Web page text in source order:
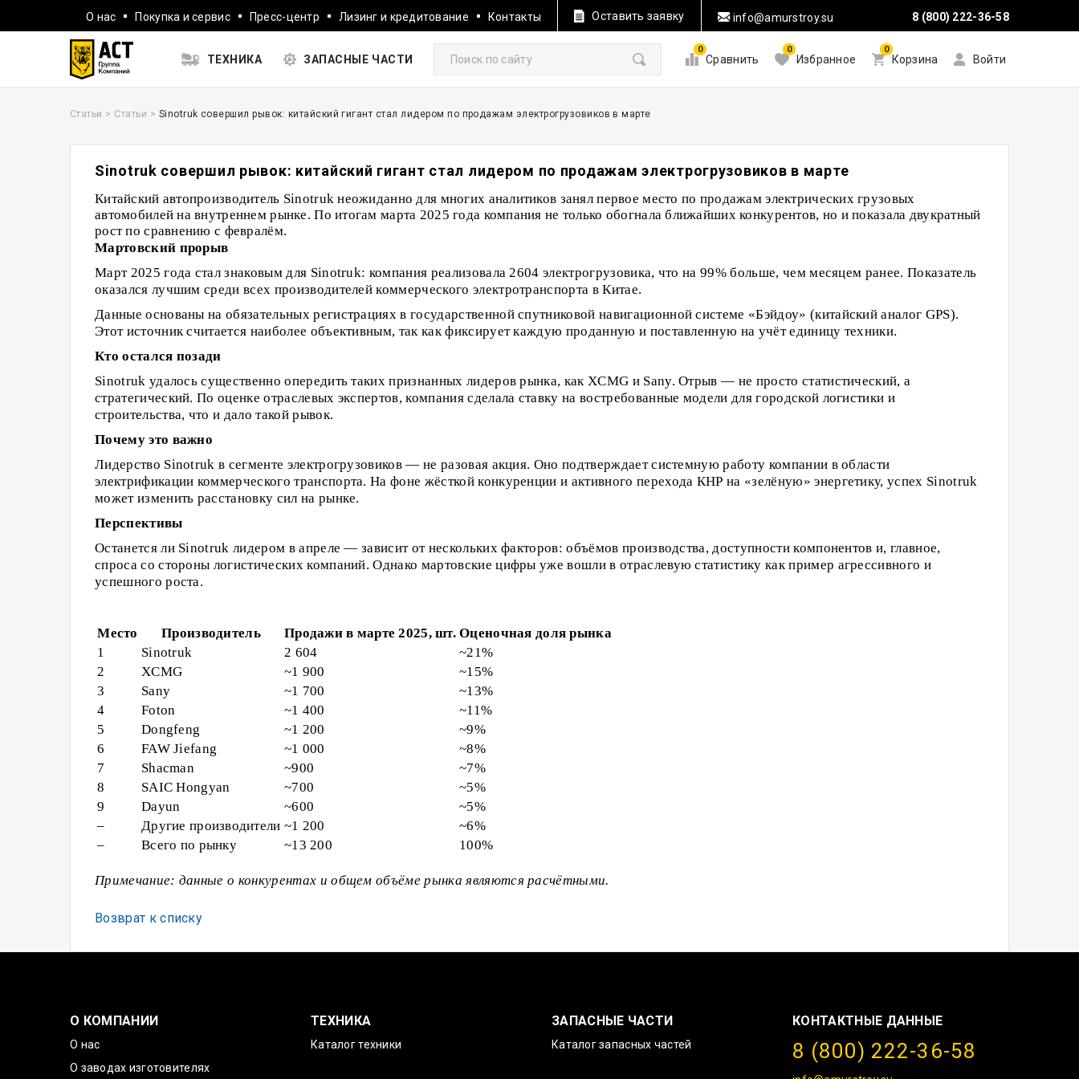
О нас Покупка и сервис Пресс-центр Лизинг и кредитование Контакты Оставить заявку info@amurstroy.su 8 (800) 222-36-58
ТЕХНИКА ЗАПАСНЫЕ ЧАСТИ
0
Сравнить
0
Избранное
0
Корзина Войти
Статьи > Статьи > Sinotruk совершил рывок: китайский гигант стал лидером по продажам электрогрузовиков в марте
Sinotruk совершил рывок: китайский гигант стал лидером по продажам электрогрузовиков в марте
Китайский автопроизводитель Sinotruk неожиданно для многих аналитиков занял первое место по продажам электрических грузовых
автомобилей на внутреннем рынке. По итогам марта 2025 года компания не только обогнала ближайших конкурентов, но и показала двукратный
рост по сравнению с февралём.
Мартовский прорыв
Март 2025 года стал знаковым для Sinotruk: компания реализовала 2604 электрогрузовика, что на 99% больше, чем месяцем ранее. Показатель
оказался лучшим среди всех производителей коммерческого электротранспорта в Китае.
Данные основаны на обязательных регистрациях в государственной спутниковой навигационной системе «Бэйдоу» (китайский аналог GPS).
Этот источник считается наиболее объективным, так как фиксирует каждую проданную и поставленную на учёт единицу техники.
Кто остался позади
Sinotruk удалось существенно опередить таких признанных лидеров рынка, как XCMG и Sany. Отрыв — не просто статистический, а
стратегический. По оценке отраслевых экспертов, компания сделала ставку на востребованные модели для городской логистики и
строительства, что и дало такой рывок.
Почему это важно
Лидерство Sinotruk в сегменте электрогрузовиков — не разовая акция. Оно подтверждает системную работу компании в области
электрификации коммерческого транспорта. На фоне жёсткой конкуренции и активного перехода КНР на «зелёную» энергетику, успех Sinotruk
может изменить расстановку сил на рынке.
Перспективы
Останется ли Sinotruk лидером в апреле — зависит от нескольких факторов: объёмов производства, доступности компонентов и, главное,
спроса со стороны логистических компаний. Однако мартовские цифры уже вошли в отраслевую статистику как пример агрессивного и
успешного роста.
Место Производитель Продажи в марте 2025, шт. Оценочная доля рынка
1
Sinotruk 2 604
~21%
2
XCMG ~1 900
~15%
3
Sany ~1 700
~13%
4
Foton ~1 400
~11%
5
Dongfeng ~1 200
~9%
6
FAW Jiefang ~1 000
~8%
7
Shacman ~900
~7%
8
SAIC Hongyan ~700
~5%
9
Dayun ~600
~5%
–
Другие производители ~1 200
~6%
–
Всего по рынку ~13 200 100%
Примечание: данные о конкурентах и общем объёме рынка являются расчётными.
Возврат к списку
О КОМПАНИИ
О нас
О заводах изготовителях
ТЕХНИКА
Каталог техники
ЗАПАСНЫЕ ЧАСТИ
Каталог запасных частей
КОНТАКТНЫЕ ДАННЫЕ
8 (800) 222-36-58